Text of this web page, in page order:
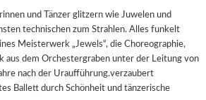
und Tänzer glitzern wie Juwelen und
technischen zum Strahlen. Alles funkelt
Meisterwerk „Jewels“, die Choreographie,
aus dem Orchestergraben unter der Leitung von
nach der Uraufführung.verzaubert
Ballett durch Schönheit und tänzerische